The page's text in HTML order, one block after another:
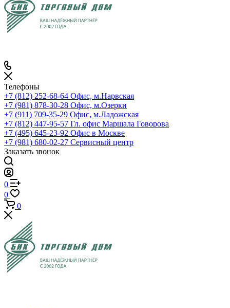
Телефоны
+7 (812) 252-68-64 Офис, м.Нарвская
+7 (981) 878-30-28 Офис, м.Озерки
+7 (911) 709-35-29 Офис, м.Ладожская
+7 (812) 447-95-57 Гл. офис Маршала Говорова
+7 (495) 645-23-92 Офис в Москве
+7 (981) 680-02-27 Сервисный центр
Заказать звонок
0
0
0